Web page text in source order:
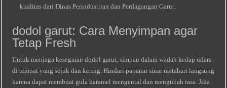
kualitas dari Dinas Perindustrian dan Perdagangan Garut.
dodol garut: Cara Menyimpan agar
Tetap Fresh
Untuk menjaga kesegaran dodol garut, simpan dalam wadah kedap udara
di tempat yang sejuk dan kering. Hindari paparan sinar matahari langsung
karena dapat membuat gula karamel mengental dan mengubah rasa. Jika